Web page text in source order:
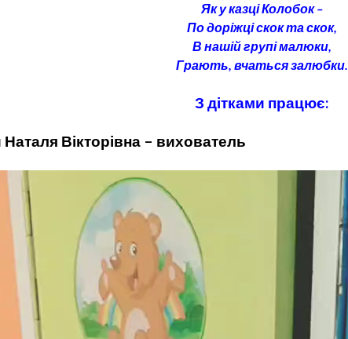
Як у казці Колобок –
По доріжці скок та скок,
В нашій групі малюки,
Грають, вчаться залюбки.
З дітками працює:
Наталя Вікторівна – вихователь